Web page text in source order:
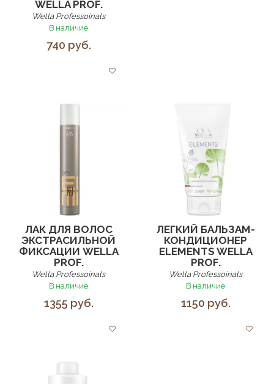
WELLA PROF.
Wella Professoinals
В наличие
740 руб.
ЛАК ДЛЯ ВОЛОС
ЭКСТРАСИЛЬНОЙ
ФИКСАЦИИ WELLA
PROF.
Wella Professoinals
В наличие
1355 руб.
ЛЕГКИЙ БАЛЬЗАМ-
КОНДИЦИОНЕР
ELEMENTS WELLA
PROF.
Wella Professoinals
В наличие
1150 руб.